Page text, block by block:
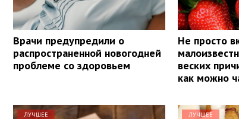
Врачи предупредили о
распространенной новогодней
проблеме со здоровьем
Не просто
веских
как можно
ЛУЧШЕЕ ЛУЧШЕЕ